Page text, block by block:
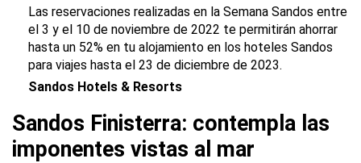
Las reservaciones realizadas en la Semana Sandos entre
el 3 y el 10 de noviembre de 2022 te permitirán ahorrar
hasta un 52% en tu alojamiento en los hoteles Sandos
para viajes hasta el 23 de diciembre de 2023.
Sandos Hotels & Resorts
Sandos Finisterra: contempla las
imponentes vistas al mar